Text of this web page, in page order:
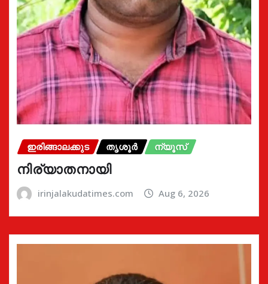
ഇരിങ്ങാലക്കുട തൃശൂർ ന്യൂസ്
നിര്യാതനായി
irinjalakudatimes.com Aug 6, 2026